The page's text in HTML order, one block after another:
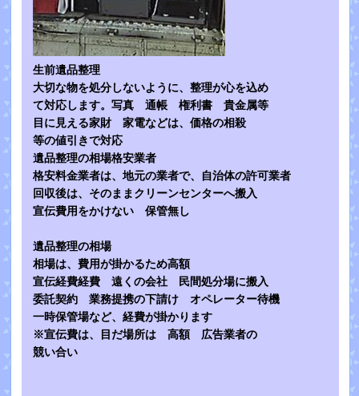
生前遺品整理
大切な物を処分しないように、整理が心を込め
て対応します。写真 通帳 権利書 貴金属等
目に見える家財 家電などは、価格の相殺
等の値引きで対応
遺品整理の相場格安業者
格安料金業者は、地元の業者で、自治体の許可業者
回収後は、そのままクリーンセンターへ搬入
宣伝費用をかけない 保管無し
遺品整理の相場
相場は、費用が掛かるため高額
宣伝経費経費 遠くの会社 民間処分場に搬入
委託契約 業務提携の下請け オペレーター待機
一時保管場など、経費が掛かります
※宣伝費は、目だ場所は 高額 広告業者の
競い合い